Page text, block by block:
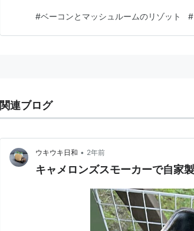
底の方をこそげながら全体にまぜ、軽く
感じになったら火を止めて、粉チーズと
#ベーコンとマッシュルームのリゾット #
関連ブログ
ウキウキ日和 • 2年前
キャメロンズスモーカーで自家